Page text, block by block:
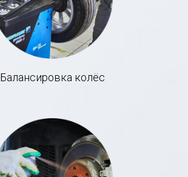
Балансировка колёс